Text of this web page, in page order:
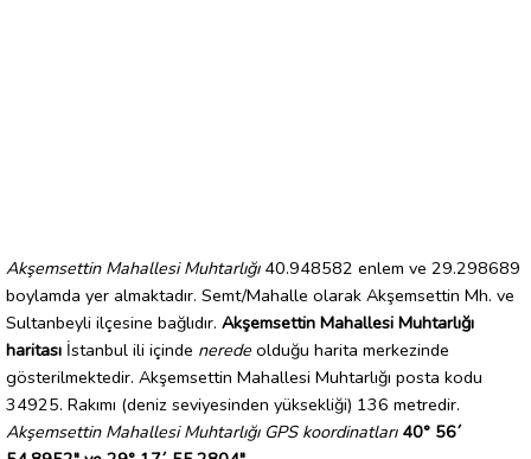
Akşemsettin Mahallesi Muhtarlığı40.948582 enlem ve 29.298689
boylamda yer almaktadır. Semt/Mahalle olarak Akşemsettin Mh. ve
Sultanbeyli ilçesine bağlıdır. Akşemsettin Mahallesi Muhtarlığı
haritası İstanbul ili içinde nerede olduğu harita merkezinde
gösterilmektedir. Akşemsettin Mahallesi Muhtarlığı posta kodu
34925. Rakımı (deniz seviyesinden yüksekliği) 136 metredir.
Akşemsettin Mahallesi Muhtarlığı GPS koordinatları 40° 56´